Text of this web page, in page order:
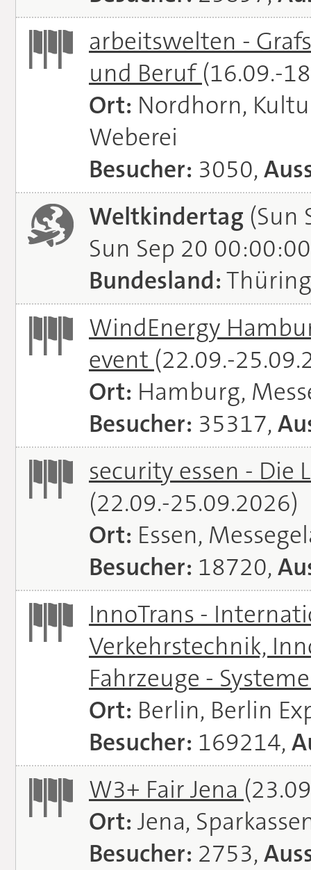
arbeitswelten -
und Beruf (16.09.-
Ort: Nordhorn,
Weberei
Besucher: 3050,
Weltkindertag (Sun
Sun Sep 20
Bundesland:
WindEnergy
event (22.09.-
Ort: Hamburg,
Besucher: 35317,
security essen - Die
(22.09.-25.09.2026)
Ort: Essen,
Besucher: 18720,
InnoTrans -
Verkehrstechnik,
Fahrzeuge -
Ort: Berlin, Berlin
Besucher: 169214,
W3+ Fair Jena
Ort: Jena,
Besucher: 2753,